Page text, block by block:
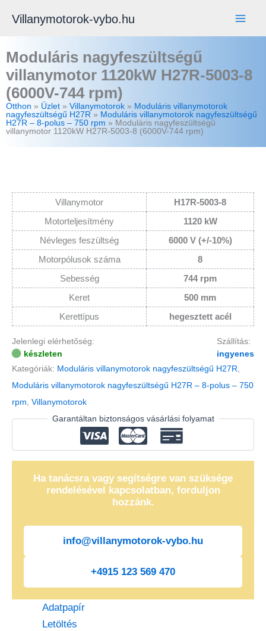
Villanymotorok-vybo.hu
Moduláris nagyfeszültségű
villanymotor 1120kW H27R-5003-8
(6000V-744 rpm)
Otthon » Üzlet » Villanymotorok » Moduláris villanymotorok
nagyfeszültségű H27R » Moduláris villanymotorok nagyfeszültségű
H27R – 8-polus – 750 rpm » Moduláris nagyfeszültségű
villanymotor 1120kW H27R-5003-8 (6000V-744 rpm)
Villanymotor
H17R-5003-8
Motorteljesítmény
1120 kW
Névleges feszültség
6000 V (+/-10%)
Motorpólusok száma
8
Sebesség
744 rpm
Keret
500 mm
Kerettípus
hegesztett acél
Jelenlegi elérhetőség:
készleten
Szállítás:
ingyenes
Kategóriák: Moduláris villanymotorok nagyfeszültségű H27R
Moduláris villanymotorok nagyfeszültségű H27R – 8-polus – 750
rpm Villanymotorok
Garantáltan biztonságos vásárlási folyamat
Ha tanácsra vagy segítségre van szüksége
rendelésével kapcsolatban, forduljon
hozzánk.
info@villanymotorok-vybo.hu
+4915 123 569 470
Adatpapír
Letöltés